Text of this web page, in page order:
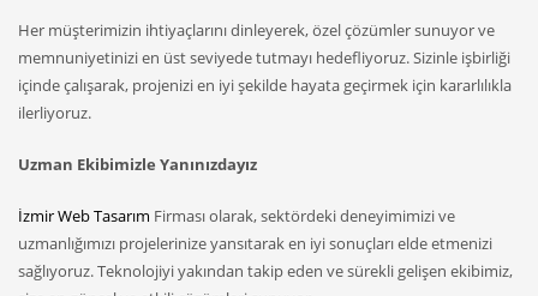
Her müşterimizin ihtiyaçlarını dinleyerek, özel çözümler sunuyor ve
memnuniyetinizi en üst seviyede tutmayı hedefliyoruz. Sizinle işbirliği
içinde çalışarak, projenizi en iyi şekilde hayata geçirmek için kararlılıkla
ilerliyoruz.
Uzman Ekibimizle Yanınızdayız
İzmir Web Tasarım Firması olarak, sektördeki deneyimimizi ve
uzmanlığımızı projelerinize yansıtarak en iyi sonuçları elde etmenizi
sağlıyoruz. Teknolojiyi yakından takip eden ve sürekli gelişen ekibimiz,